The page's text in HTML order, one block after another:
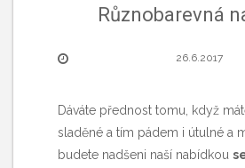
Různobarevná
26.6.2017
Dáváte přednost tomu, když
sladěné a tím pádem i útulné a
budete nadšeni naší nabídkou